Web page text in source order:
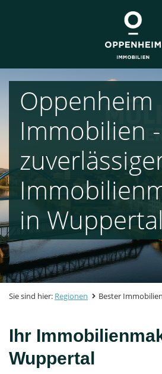
Oppenheim
Immobilien
in Wuppertal
Sie sind hier: Regionen Bester
Ihr
Wuppertal